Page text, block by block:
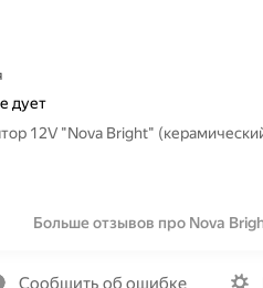
дует
12V "Nova Bright"
Больше отзывов про Nova
Сообщить об ошибке